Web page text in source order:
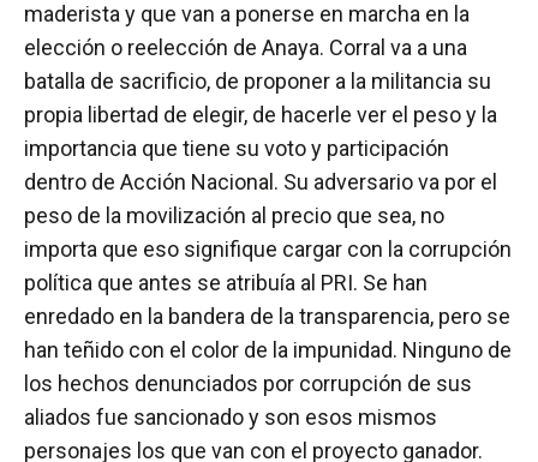
maderista y que van a ponerse en marcha en la
elección o reelección de Anaya. Corral va a una
batalla de sacrificio, de proponer a la militancia su
propia libertad de elegir, de hacerle ver el peso y la
importancia que tiene su voto y participación
dentro de Acción Nacional. Su adversario va por el
peso de la movilización al precio que sea, no
importa que eso signifique cargar con la corrupción
política que antes se atribuía al PRI. Se han
enredado en la bandera de la transparencia, pero se
han teñido con el color de la impunidad. Ninguno de
los hechos denunciados por corrupción de sus
aliados fue sancionado y son esos mismos
personajes los que van con el proyecto ganador.